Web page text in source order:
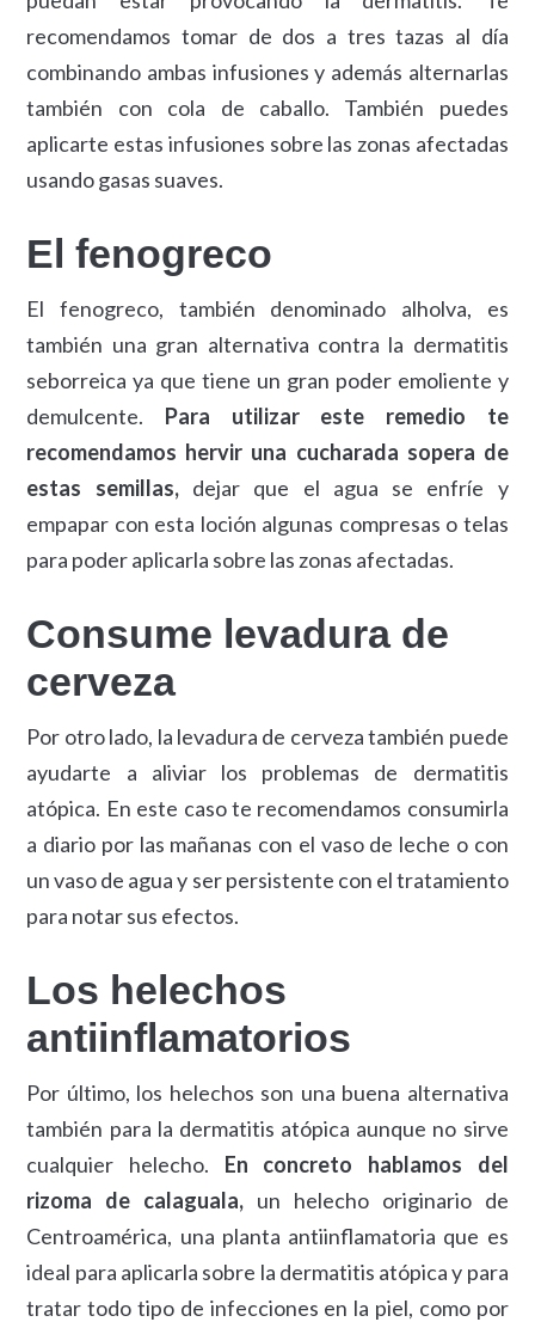
recomendamos tomar de dos a tres tazas al día
combinando ambas infusiones y además alternarlas
también con cola de caballo. También puedes
aplicarte estas infusiones sobre las zonas afectadas
usando gasas suaves.
El fenogreco
El fenogreco, también denominado alholva, es
también una gran alternativa contra la dermatitis
seborreica ya que tiene un gran poder emoliente y
demulcente. Para utilizar este remedio te
recomendamos hervir una cucharada sopera de
estas semillas, dejar que el agua se enfríe y
empapar con esta loción algunas compresas o telas
para poder aplicarla sobre las zonas afectadas.
Consume levadura de
cerveza
Por otro lado, la levadura de cerveza también puede
ayudarte a aliviar los problemas de dermatitis
atópica. En este caso te recomendamos consumirla
a diario por las mañanas con el vaso de leche o con
un vaso de agua y ser persistente con el tratamiento
para notar sus efectos.
Los helechos
antiinflamatorios
Por último, los helechos son una buena alternativa
también para la dermatitis atópica aunque no sirve
cualquier helecho. En concreto hablamos del
rizoma de calaguala, un helecho originario de
Centroamérica, una planta antiinflamatoria que es
ideal para aplicarla sobre la dermatitis atópica y para
tratar todo tipo de infecciones en la piel, como por